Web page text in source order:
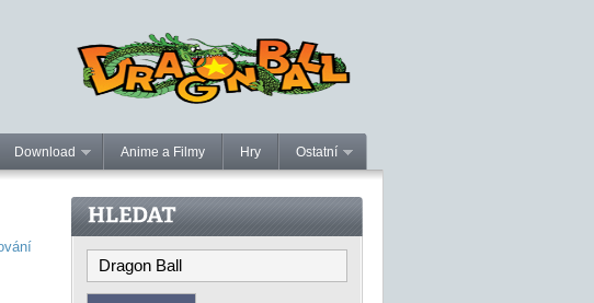
Download Anime a Filmy Hry Ostatní